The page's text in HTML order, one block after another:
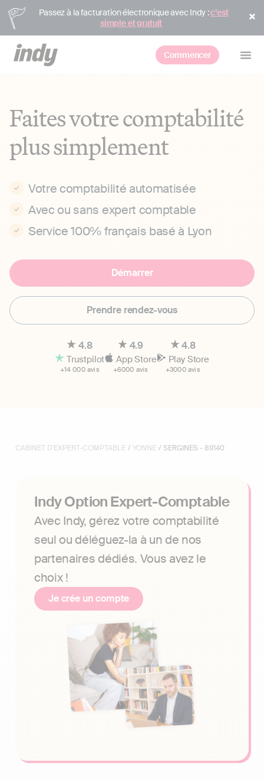
Passez à la facturation électronique avec Indy :c’est
simple et gratuit
Commencer
Faites votre comptabilité
plus simplement
Votre comptabilité automatisée
Avec ou sans expert comptable
Service 100% français basé à Lyon
Démarrer
Prendre rendez-vous
4.8
Trustpilot
+14 000 avis
4.9
App Store
+6000 avis
4.8
Play Store
+3000 avis
CABINET D'EXPERT-COMPTABLE / YONNE / SERGINES - 89140
Indy Option Expert-Comptable
Avec Indy, gérez votre comptabilité
seul ou déléguez-la à un de nos
partenaires dédiés. Vous avez le
choix !
Je crée un compte